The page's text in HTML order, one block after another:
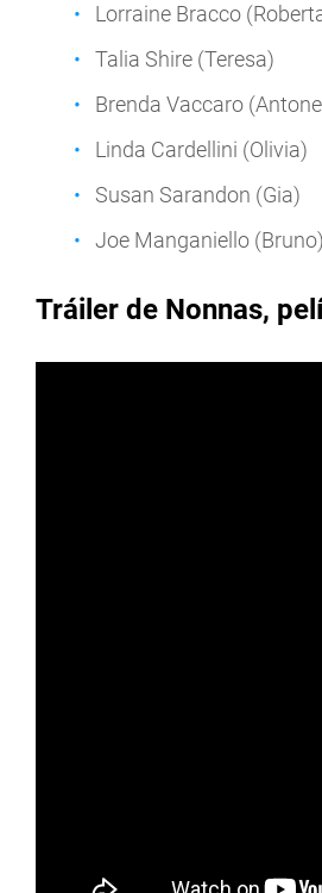
Lorraine Bracco
Talia Shire (Teresa)
Brenda Vaccaro
Linda Cardellini (Olivia)
Susan Sarandon (Gia)
Joe Manganiello (Bruno)
Tráiler de Nonnas,